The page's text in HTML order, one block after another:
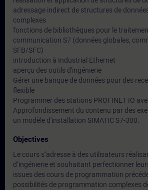
adressage indirect de structures de
complexes
fonctions de bibliothèques pour le
communication S7 (données globales,
SFB/SFC)
introduction à Industrial Ethernet
aperçu des outils d'ingénierie
Gérer une banque de données pour des
flexible
Programmer des stations PROFINET IO
Approfondissement du contenu par des
un modèle d'installation SIMATIC S7-300.
Objectives
Le cours s‘adresse à des utilisateurs
d‘ingénierie et souhaitant perfectionner
issues des cours de programmation
possibilités de programmation complexes